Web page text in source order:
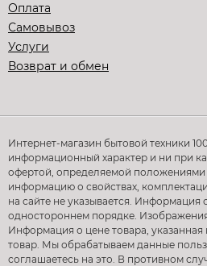
Оплата
Самовывоз
Услуги
Возврат и обмен
Интернет-магазин бытовой техники
информационный характер и ни при
офертой, определяемой положениями
информацию о свойствах,
на сайте не указывается. Информация
одностороннем порядке. Изображения
Информация о цене товара, указанная
товар. Мы обрабатываем данные
соглашаетесь на это. В противном